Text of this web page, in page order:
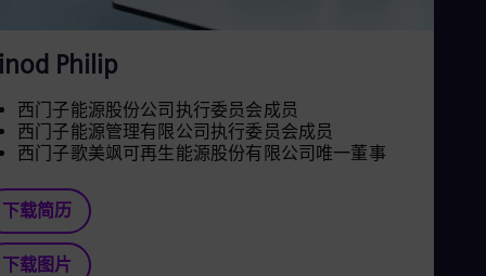
Philip
西门子能源股份公司执行委员会成员
西门子能源管理有限公司执行委员会成员
西门子歌美飒可再生能源股份有限公司唯一董事
下载简历
下载图片